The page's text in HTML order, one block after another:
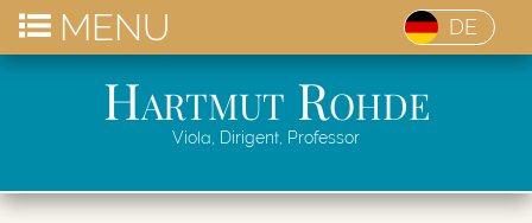
MENU
Hartmut Rohde
Viola, Dirigent, Professor
DE